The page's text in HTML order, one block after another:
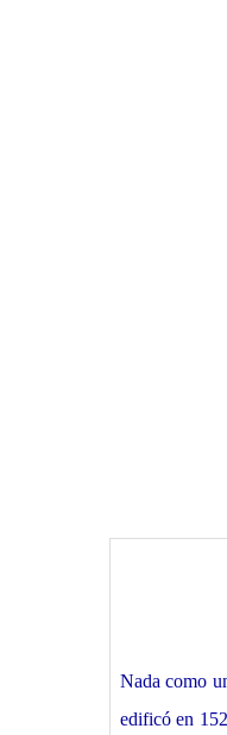
Nada como
edificó en